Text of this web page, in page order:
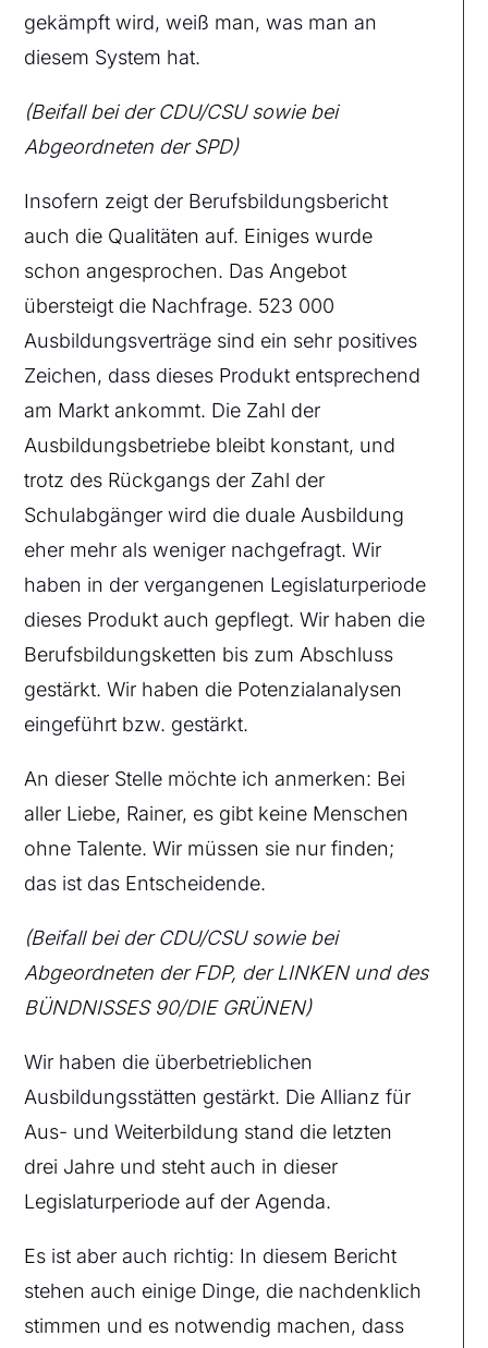
gekämpft wird, weiß man, was man an
diesem System hat.
(Beifall bei der CDU/CSU sowie bei
Abgeordneten der SPD)
Insofern zeigt der Berufsbildungsbericht
auch die Qualitäten auf. Einiges wurde
schon angesprochen. Das Angebot
übersteigt die Nachfrage. 523 000
Ausbildungsverträge sind ein sehr positives
Zeichen, dass dieses Produkt entsprechend
am Markt ankommt. Die Zahl der
Ausbildungsbetriebe bleibt konstant, und
trotz des Rückgangs der Zahl der
Schulabgänger wird die duale Ausbildung
eher mehr als weniger nachgefragt. Wir
haben in der vergangenen Legislaturperiode
dieses Produkt auch gepflegt. Wir haben die
Berufsbildungsketten bis zum Abschluss
gestärkt. Wir haben die Potenzialanalysen
eingeführt bzw. gestärkt.
An dieser Stelle möchte ich anmerken: Bei
aller Liebe, Rainer, es gibt keine Menschen
ohne Talente. Wir müssen sie nur finden;
das ist das Entscheidende.
(Beifall bei der CDU/CSU sowie bei
Abgeordneten der FDP, der LINKEN und des
BÜNDNISSES 90/DIE GRÜNEN)
Wir haben die überbetrieblichen
Ausbildungsstätten gestärkt. Die Allianz für
Aus- und Weiterbildung stand die letzten
drei Jahre und steht auch in dieser
Legislaturperiode auf der Agenda.
Es ist aber auch richtig: In diesem Bericht
stehen auch einige Dinge, die nachdenklich
stimmen und es notwendig machen, dass